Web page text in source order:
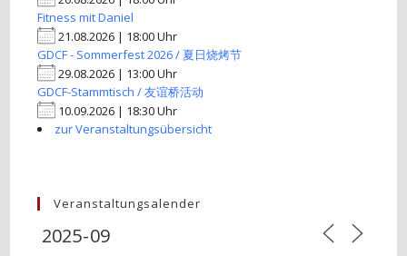
Fitness mit Daniel
21.08.2026 | 18:00 Uhr
GDCF - Sommerfest 2026 / 夏日烧烤节
29.08.2026 | 13:00 Uhr
GDCF-Stammtisch / 友谊桥活动
10.09.2026 | 18:30 Uhr
zur Veranstaltungsübersicht
Veranstaltungsalender